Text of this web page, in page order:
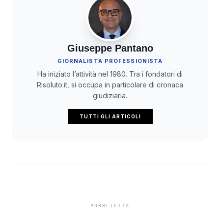
Giuseppe Pantano
GIORNALISTA PROFESSIONISTA
Ha iniziato l’attività nel 1980. Tra i fondatori di
Risoluto.it, si occupa in particolare di cronaca
giudiziaria.
TUTTI GLI ARTICOLI